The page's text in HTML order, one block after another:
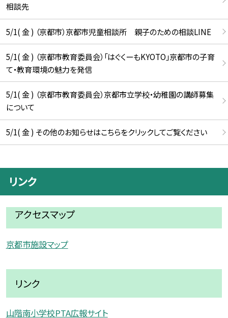
相談先
5/1( 金 ) （京都市）京都市児童相談所 親子のための相談LINE
5/1( 金 ) （京都市教育委員会）「はぐくーもKYOTO」京都市の子育
て・教育環境の魅力を発信
5/1( 金 ) （京都市教育委員会）京都市立学校・幼稚園の講師募集
について
5/1( 金 ) その他のお知らせはこちらをクリックしてご覧ください
リンク
アクセスマップ
京都市施設マップ
リンク
山階南小学校PTA広報サイト